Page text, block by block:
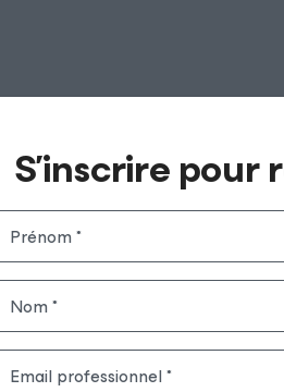
S’inscrire
Prénom
Nom
Email professionnel